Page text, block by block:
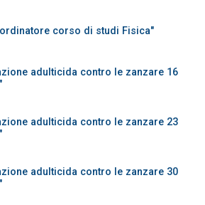
corso di studi Fisica"
adulticida contro le zanzare 16
adulticida contro le zanzare 23
adulticida contro le zanzare 30